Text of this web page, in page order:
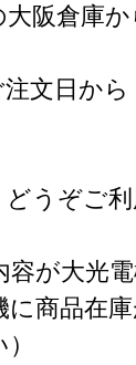
大阪倉庫
文日か
うぞご利
が大光電
商品在庫